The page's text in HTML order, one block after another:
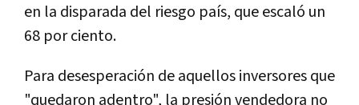
en la disparada del riesgo país, que escaló un
68 por ciento.
Para desesperación de aquellos inversores que
"quedaron adentro", la presión vendedora no